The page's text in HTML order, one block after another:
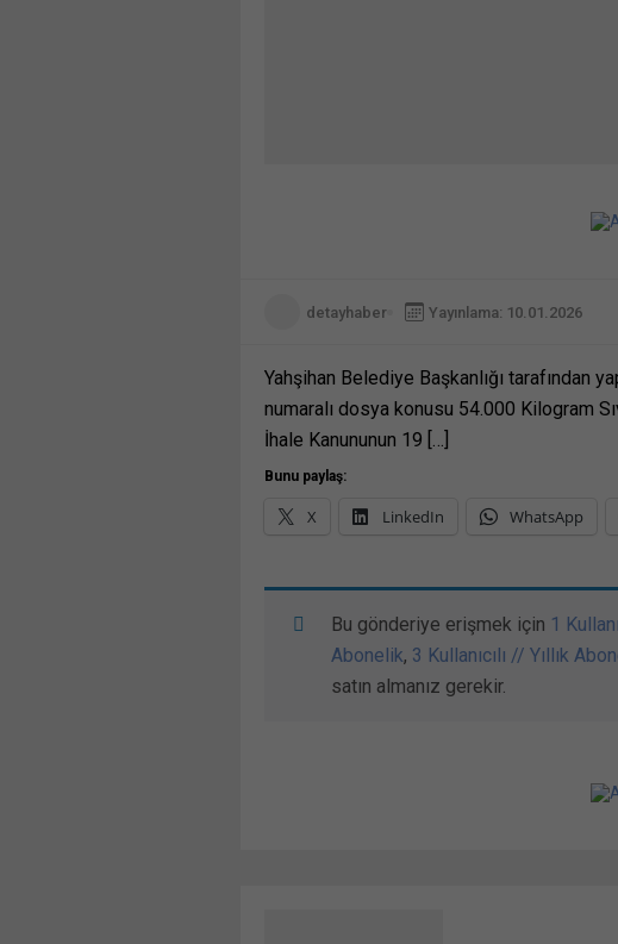
detayhaber Yayınlama: 10.01.2026
Yahşihan Belediye Başkanlığı tarafından
numaralı dosya konusu 54.000 Kilogram
İhale Kanununun 19 […]
Bunu paylaş:
X LinkedIn WhatsApp
Bu gönderiye erişmek için 1
Abonelik, 3 Kullanıcılı // Yıllık
satın almanız gerekir.